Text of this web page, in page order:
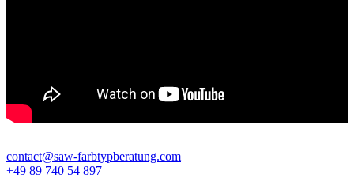
contact@saw-farbtypberatung.com
+49 89 740 54 897